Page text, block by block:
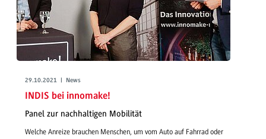
29.10.2021 | News
INDIS bei innomake!
Panel zur nachhaltigen Mobilität
Welche Anreize brauchen Menschen, um vom Auto auf Fahrrad oder